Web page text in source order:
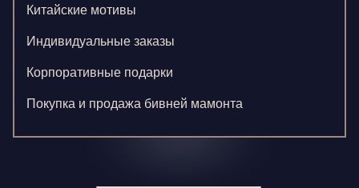
Китайские мотивы
Индивидуальные заказы
Корпоративные подарки
Покупка и продажа бивней мамонта